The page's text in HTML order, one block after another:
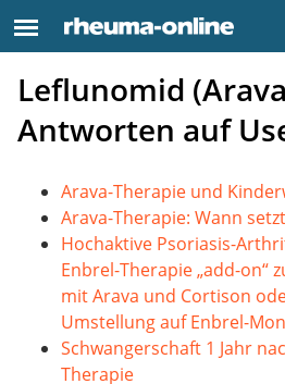
Leflunomid
Antworten auf
Arava-Therapie und
Arava-Therapie: Wann
Hochaktive Psoriasis-
Enbrel-Therapie „add-on“
mit Arava und Cortison
Umstellung auf Enbrel-
Schwangerschaft 1 Jahr
Therapie